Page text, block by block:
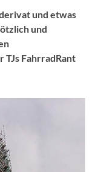
und etwas
und
TJs FahrradRant